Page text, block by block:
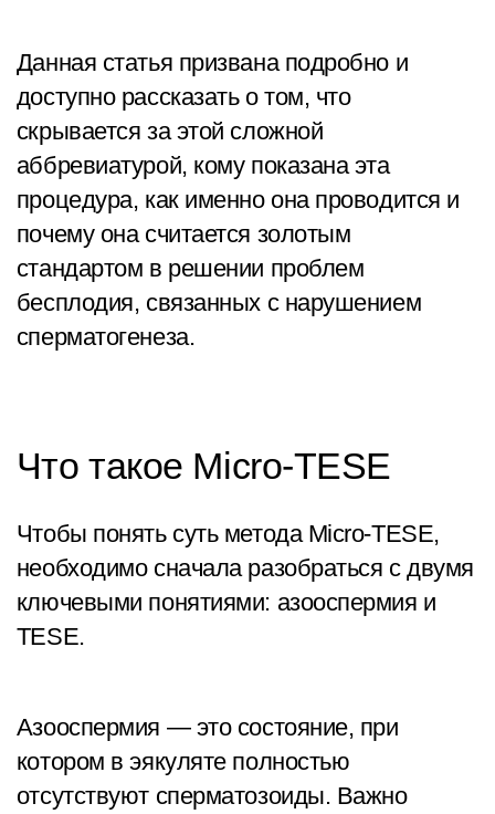
Данная статья призвана подробно и
доступно рассказать о том, что
скрывается за этой сложной
аббревиатурой, кому показана эта
процедура, как именно она проводится и
почему она считается золотым
стандартом в решении проблем
бесплодия, связанных с нарушением
сперматогенеза.
Что такое Micro-TESE
Чтобы понять суть метода Micro-TESE,
необходимо сначала разобраться с двумя
ключевыми понятиями: азооспермия и
TESE.
Азооспермия — это состояние, при
котором в эякуляте полностью
отсутствуют сперматозоиды. Важно